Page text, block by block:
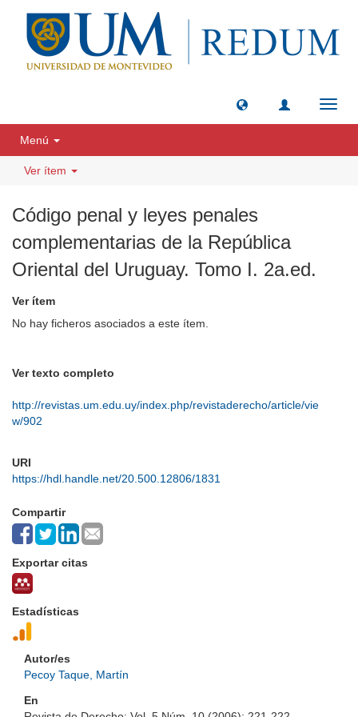
Menú
Ver ítem
Código penal y leyes penales
complementarias de la República
Oriental del Uruguay. Tomo I. 2a.ed.
Ver ítem
No hay ficheros asociados a este ítem.
Ver texto completo
http://revistas.um.edu.uy/index.php/revistaderecho/article/vie
w/902
URI
https://hdl.handle.net/20.500.12806/1831
Compartir
Exportar citas
Estadísticas
Autor/es
Pecoy Taque, Martín
En